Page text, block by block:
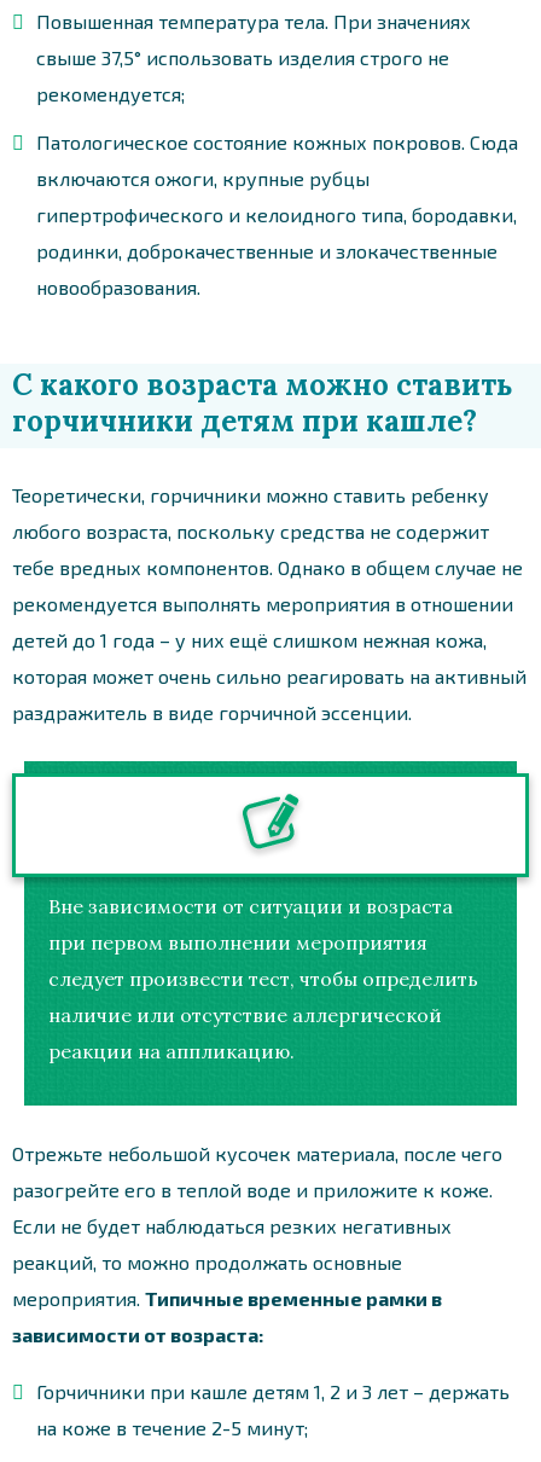
Повышенная температура тела. При значениях
свыше 37,5° использовать изделия строго не
рекомендуется;
Патологическое состояние кожных покровов. Сюда
включаются ожоги, крупные рубцы
гипертрофического и келоидного типа, бородавки,
родинки, доброкачественные и злокачественные
новообразования.
С какого возраста можно ставить
горчичники детям при кашле?
Теоретически, горчичники можно ставить ребенку
любого возраста, поскольку средства не содержит
тебе вредных компонентов. Однако в общем случае не
рекомендуется выполнять мероприятия в отношении
детей до 1 года – у них ещё слишком нежная кожа,
которая может очень сильно реагировать на активный
раздражитель в виде горчичной эссенции.
Вне зависимости от ситуации и возраста
при первом выполнении мероприятия
следует произвести тест, чтобы определить
наличие или отсутствие аллергической
реакции на аппликацию.
Отрежьте небольшой кусочек материала, после чего
разогрейте его в теплой воде и приложите к коже.
Если не будет наблюдаться резких негативных
реакций, то можно продолжать основные
мероприятия. Типичные временные рамки в
зависимости от возраста:
Горчичники при кашле детям 1, 2 и 3 лет – держать
на коже в течение 2-5 минут;